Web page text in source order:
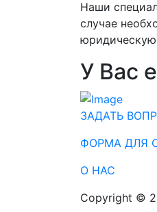
Наши
случае
У Вас
ЗАДАТЬ
ФОРМА ДЛЯ
О НАС
Copyright ©️